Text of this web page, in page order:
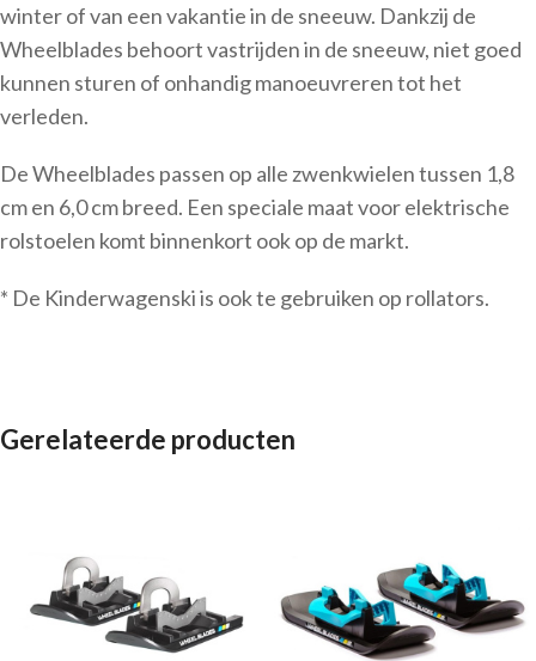
winter of van een vakantie in de sneeuw. Dankzij de
Wheelblades behoort vastrijden in de sneeuw, niet goed
kunnen sturen of onhandig manoeuvreren tot het
verleden.
De Wheelblades passen op alle zwenkwielen tussen 1,8
cm en 6,0 cm breed. Een speciale maat voor elektrische
rolstoelen komt binnenkort ook op de markt.
* De Kinderwagenski is ook te gebruiken op rollators.
Gerelateerde producten